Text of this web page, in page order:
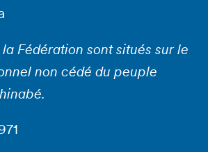
Fédération sont situés sur le
non cédé du peuple